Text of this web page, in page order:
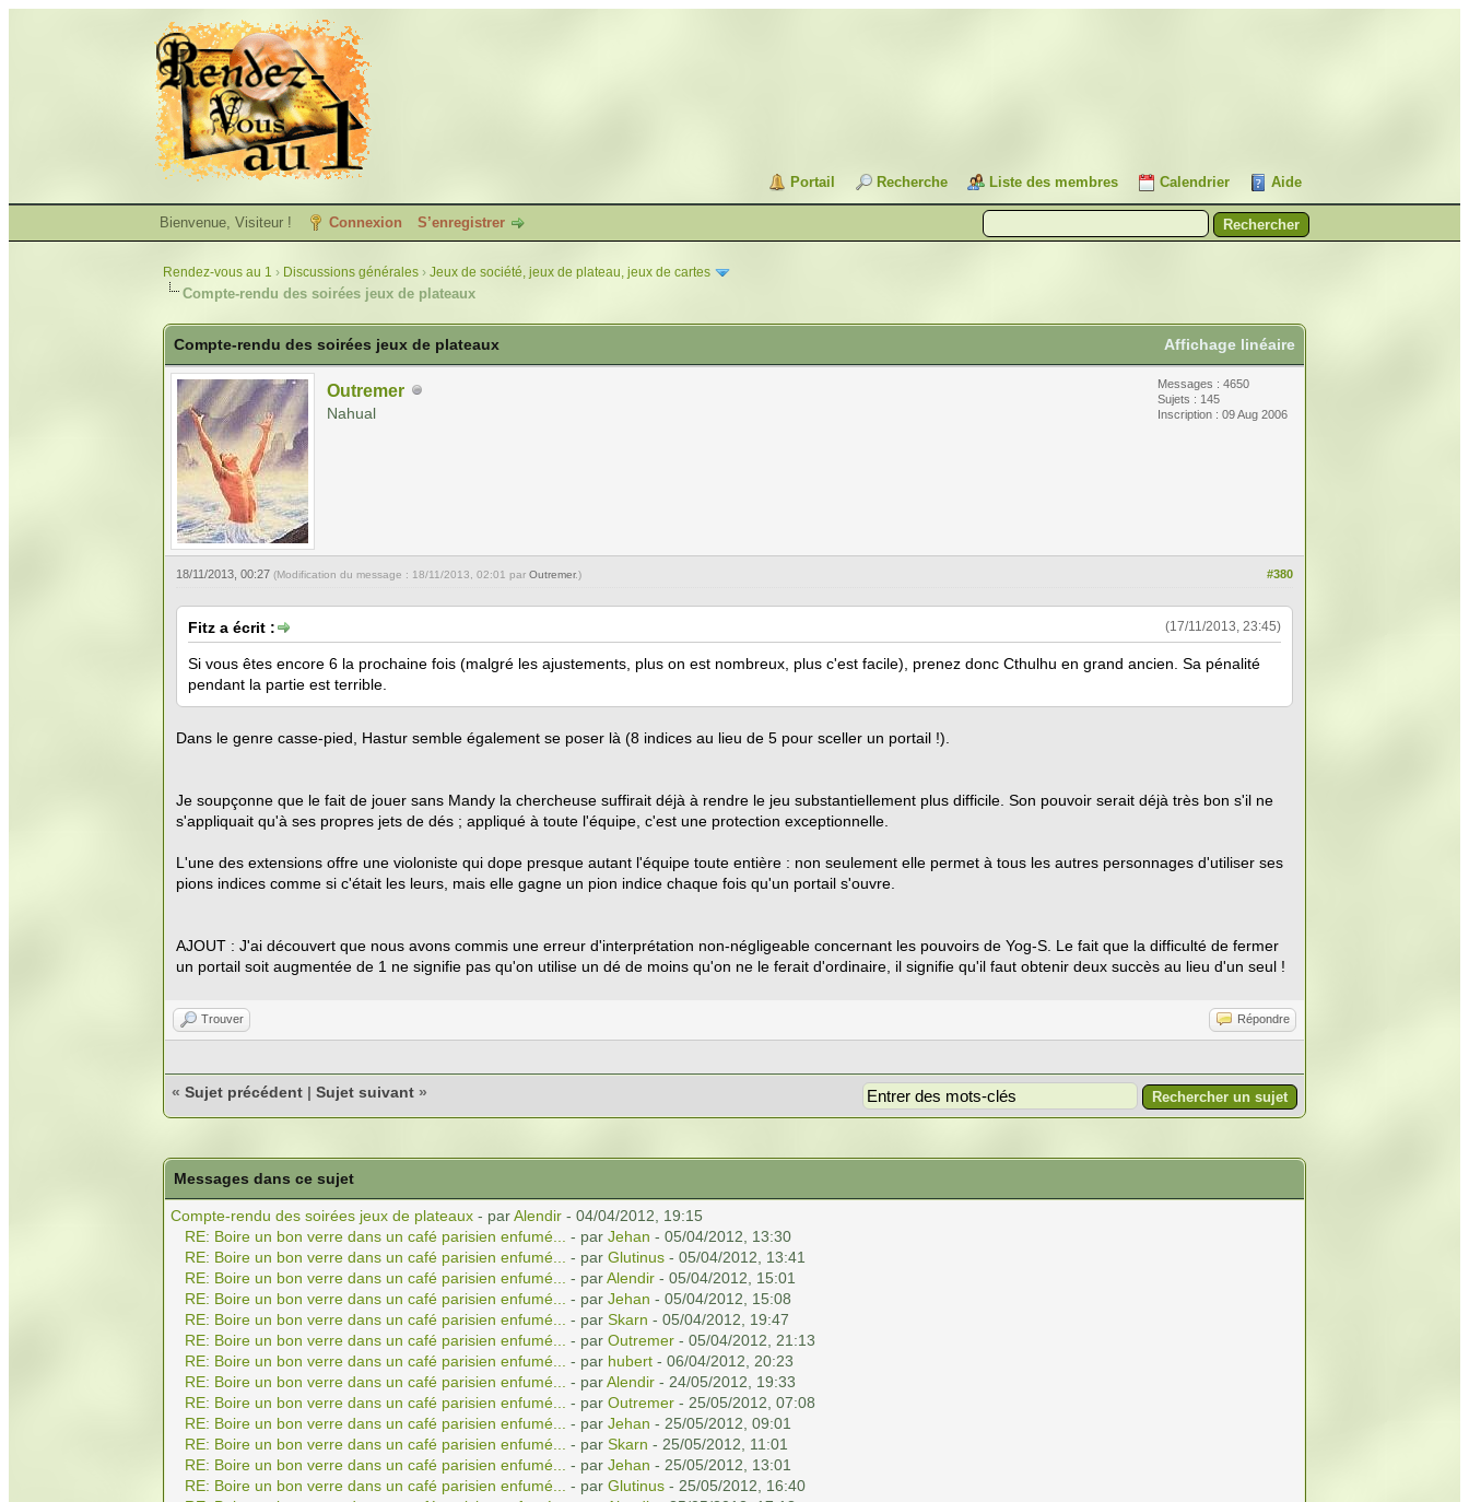
Portail Recherche Liste des membres Calendrier Aide
Bienvenue, Visiteur ! Connexion S’enregistrer
Rendez-vous au 1 › Discussions générales› Jeux de société, jeux de plateau, jeux de cartes
Compte-rendu des soirées jeux de plateaux
Affichage linéaire
Compte-rendu des soirées jeux de plateaux
Outremer
Nahual
Messages : 4650
Sujets : 145
Inscription : 09 Aug 2006
#380
18/11/2013, 00:27 (Modification du message : 18/11/2013, 02:01 par Outremer.)
(17/11/2013, 23:45)
Fitz a écrit :
Si vous êtes encore 6 la prochaine fois (malgré les ajustements, plus on est nombreux, plus c'est facile), prenez donc Cthulhu en grand ancien. Sa pénalité
pendant la partie est terrible.
Dans le genre casse-pied, Hastur semble également se poser là (8 indices au lieu de 5 pour sceller un portail !).
Je soupçonne que le fait de jouer sans Mandy la chercheuse suffirait déjà à rendre le jeu substantiellement plus difficile. Son pouvoir serait déjà très bon s'il ne
s'appliquait qu'à ses propres jets de dés ; appliqué à toute l'équipe, c'est une protection exceptionnelle.
L'une des extensions offre une violoniste qui dope presque autant l'équipe toute entière : non seulement elle permet à tous les autres personnages d'utiliser ses
pions indices comme si c'était les leurs, mais elle gagne un pion indice chaque fois qu'un portail s'ouvre.
AJOUT : J'ai découvert que nous avons commis une erreur d'interprétation non-négligeable concernant les pouvoirs de Yog-S. Le fait que la difficulté de fermer
un portail soit augmentée de 1 ne signifie pas qu'on utilise un dé de moins qu'on ne le ferait d'ordinaire, il signifie qu'il faut obtenir deux succès au lieu d'un seul !
Trouver Répondre
« Sujet précédent| Sujet suivant»
Messages dans ce sujet
Compte-rendu des soirées jeux de plateaux - parAlendir- 04/04/2012, 19:15
RE: Boire un bon verre dans un café parisien enfumé...
- par Jehan - 05/04/2012, 13:30
RE: Boire un bon verre dans un café parisien enfumé...
- par Glutinus- 05/04/2012, 13:41
RE: Boire un bon verre dans un café parisien enfumé...
- parAlendir- 05/04/2012, 15:01
RE: Boire un bon verre dans un café parisien enfumé...
- par Jehan - 05/04/2012, 15:08
RE: Boire un bon verre dans un café parisien enfumé...
- par Skarn - 05/04/2012, 19:47
RE: Boire un bon verre dans un café parisien enfumé...
- par Outremer- 05/04/2012, 21:13
RE: Boire un bon verre dans un café parisien enfumé...
- par hubert- 06/04/2012, 20:23
RE: Boire un bon verre dans un café parisien enfumé...
- parAlendir- 24/05/2012, 19:33
RE: Boire un bon verre dans un café parisien enfumé...
- par Outremer- 25/05/2012, 07:08
RE: Boire un bon verre dans un café parisien enfumé...
- par Jehan - 25/05/2012, 09:01
RE: Boire un bon verre dans un café parisien enfumé...
- par Skarn - 25/05/2012, 11:01
RE: Boire un bon verre dans un café parisien enfumé...
- par Jehan - 25/05/2012, 13:01
RE: Boire un bon verre dans un café parisien enfumé...
- par Glutinus- 25/05/2012, 16:40